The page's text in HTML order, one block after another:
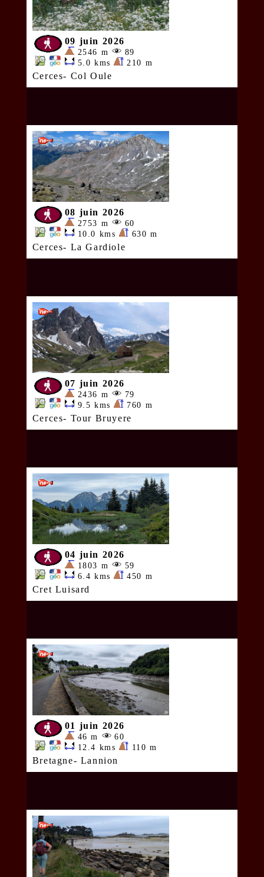
09 juin 2026
2546 m
89
5.0 kms
210 m
Cerces- Col Oule
08 juin 2026
2753 m
60
10.0 kms
630 m
Cerces- La Gardiole
07 juin 2026
2436 m
79
9.5 kms
760 m
Cerces- Tour Bruyere
04 juin 2026
1803 m
59
6.4 kms
450 m
Cret Luisard
01 juin 2026
46 m
60
12.4 kms
110 m
Bretagne- Lannion